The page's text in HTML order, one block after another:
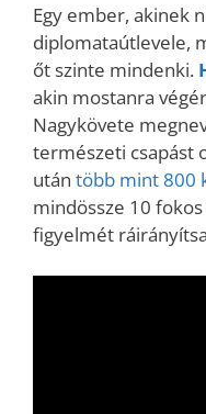
Egy ember, akinek
diplomataútlevele,
őt szinte mindenki.
akin mostanra
Nagykövete
természeti csapást
után több mint 800
mindössze 10
figyelmét